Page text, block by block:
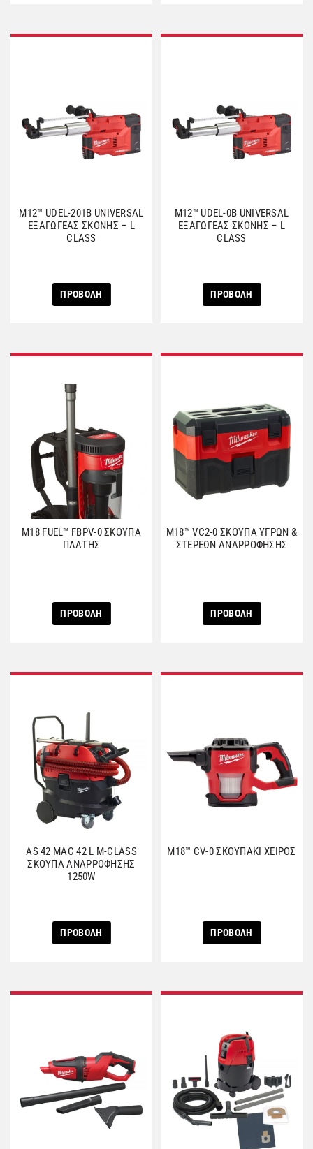
M12™ UDEL-201B UNIVERSAL
ΕΞΑΓΩΓΕΑΣ ΣΚΟΝΗΣ – L
CLASS
ΠΡΟΒΟΛΗ
M12™ UDEL-0B UNIVERSAL
ΕΞΑΓΩΓΕΑΣ ΣΚΟΝΗΣ – L
CLASS
ΠΡΟΒΟΛΗ
M18 FUEL™ FBPV-0 ΣΚΟΥΠΑ
ΠΛΑΤΗΣ
ΠΡΟΒΟΛΗ
M18™ VC2-0 ΣΚΟΥΠΑ ΥΓΡΩΝ &
ΣΤΕΡΕΩΝ ΑNAΡΡΟΦΗΣΗΣ
ΠΡΟΒΟΛΗ
AS 42 MAC 42 L M-CLASS
ΣΚΟΥΠΑ ΑNAΡΡΟΦΗΣΗΣ
1250W
ΠΡΟΒΟΛΗ
M18™ CV-0 ΣΚΟΥΠΑΚΙ ΧΕΙΡΟΣ
ΠΡΟΒΟΛΗ